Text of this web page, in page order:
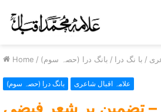
Home / / با نگ درا / بانگ درا (حصہ سوم)
بانگ درا (حصہ سوم) علامہ اقبال شاعری
تضمين بر شعر فيضی